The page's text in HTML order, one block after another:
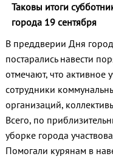
Таковы итоги
города 19 сентября
В преддверии Дня
постарались навести
отмечают, что активное
сотрудники
организаций,
Всего, по
уборке города
Помогали курянам в